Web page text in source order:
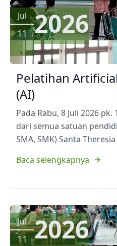
Jul
11 2026
Pelatihan
(AI)
Pada Rabu, 8 Juli 2026
dari semua satuan
SMA, SMK) Santa Theresia
Baca selengkapnya
Jul
11 2026